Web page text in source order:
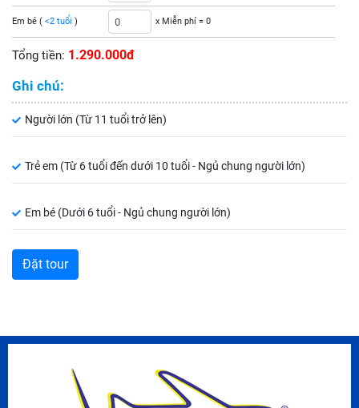
Em bé ( <2 tuổi ) x Miễn phí = 0
Tổng tiền: 1.290.000đ
Ghi chú:
Người lớn (Từ 11 tuổi trở lên)
Trẻ em (Từ 6 tuổi đến dưới 10 tuổi - Ngủ chung người lớn)
Em bé (Dưới 6 tuổi - Ngủ chung người lớn)